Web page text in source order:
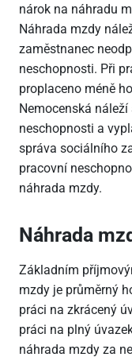
nárok na náhradu
Náhrada mzdy
zaměstnanec
neschopnosti. Při
proplaceno méně
Nemocenská
neschopnosti a
správa sociálního
pracovní
náhrada mzdy.
Náhrada
Základním
mzdy je průměrný
práci na zkrácený
práci na plný
náhrada mzdy za